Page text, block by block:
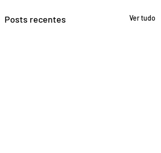
Posts recentes Ver tudo